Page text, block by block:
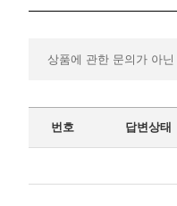
상품에 관한 문의가 아닌
번호 답변상태